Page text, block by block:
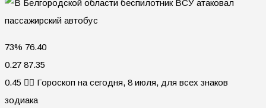
73% 76.40
0.27 87.35
0.45 🧙‍♀ Гороскоп на сегодня, 8 июля, для всех знаков
зодиака